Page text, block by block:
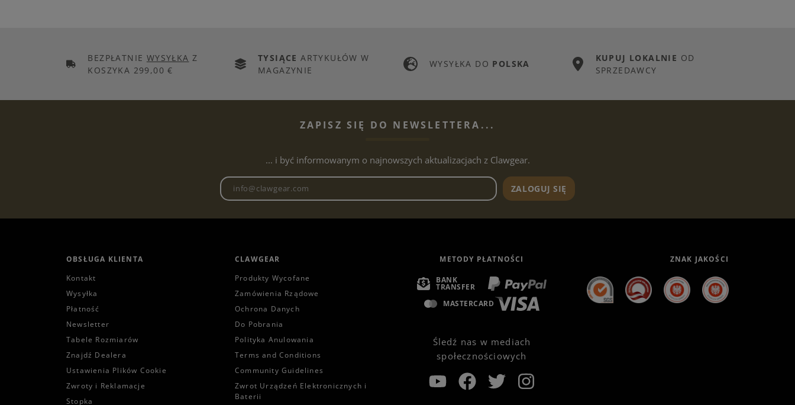
BEZPŁATNIE WYSYŁKA Z
KOSZYKA 299,00 €
TYSIĄCE ARTYKUŁÓW W
MAGAZYNIE
WYSYŁKA DO POLSKA
KUPUJ LOKALNIE OD
SPRZEDAWCY
ZAPISZ SIĘ DO NEWSLETTERA...
... i być informowanym o najnowszych aktualizacjach z Clawgear.
Adres e-mailowy biuletynuZALOGUJ SIĘ
OBSŁUGA KLIENTA
Kontakt
Wysyłka
Płatność
Newsletter
Tabele Rozmiarów
Znajdź Dealera
Ustawienia Plików Cookie
Zwroty i Reklamacje
Stopka
CLAWGEAR
Produkty Wycofane
Zamówienia Rządowe
Ochrona Danych
Do Pobrania
Polityka Anulowania
Terms and Conditions
Community Guidelines
Zwrot Urządzeń Elektronicznych i
Baterii
METODY PŁATNOŚCI
BANK
TRANSFER
MASTERCARD
Śledź nas w mediach
społecznościowych
ZNAK JAKOŚCI